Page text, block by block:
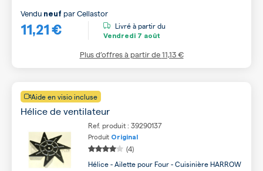
11,21 €
Vendu neuf parCellastor
Livré à partir du
Vendredi 7 août
Plus d’offres à partir de11,13 €
Aide en visio incluse
Hélice de ventilateur
Ref. produit : 39290137
Produit Original
(4)
Hélice - Ailette pour Four - Cuisinière HARROW